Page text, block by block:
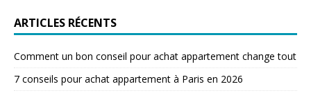
ARTICLES RÉCENTS
Comment un bon conseil pour achat appartement change tout
7 conseils pour achat appartement à Paris en 2026